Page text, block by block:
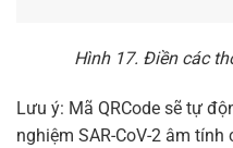
Hình 17. Điền các
Lưu ý: Mã QRCode sẽ tự
nghiệm SAR-CoV-2 âm